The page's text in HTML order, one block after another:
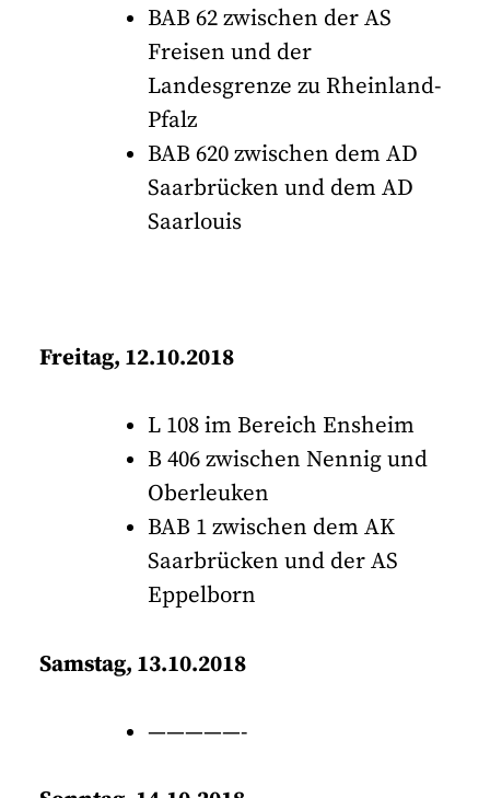
BAB 62 zwischen der AS
Freisen und der
Landesgrenze zu Rheinland-
Pfalz
BAB 620 zwischen dem AD
Saarbrücken und dem AD
Saarlouis
Freitag, 12.10.2018
L 108 im Bereich Ensheim
B 406 zwischen Nennig und
Oberleuken
BAB 1 zwischen dem AK
Saarbrücken und der AS
Eppelborn
Samstag, 13.10.2018
—————-